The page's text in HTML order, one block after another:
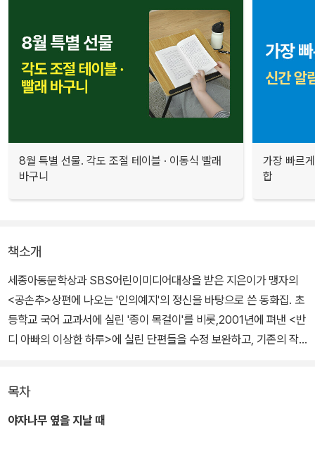
8월 특별 선물. 각도 조절 테이블 · 이동식 빨래
바구니
가장 빠르
합
책소개
세종아동문학상과 SBS어린이미디어대상을 받은 지은이가 맹자의
<공손추>상편에 나오는 '인의예지'의 정신을 바탕으로 쓴 동화집. 초
등학교 국어 교과서에 실린 '종이 목걸이'를 비롯,2001년에 펴낸 <반
디 아빠의 이상한 하루>에 실린 단편들을 수정 보완하고, 기존의 작
남을 불쌍히 여기는 마음, 불의를 부끄러워하고 착하지 못함을 미워
하는 마음, 자기를 내세우거나 자랑하지 않고 겸손한 태도로 사양하
목차
야자나무 옆을 지날 때